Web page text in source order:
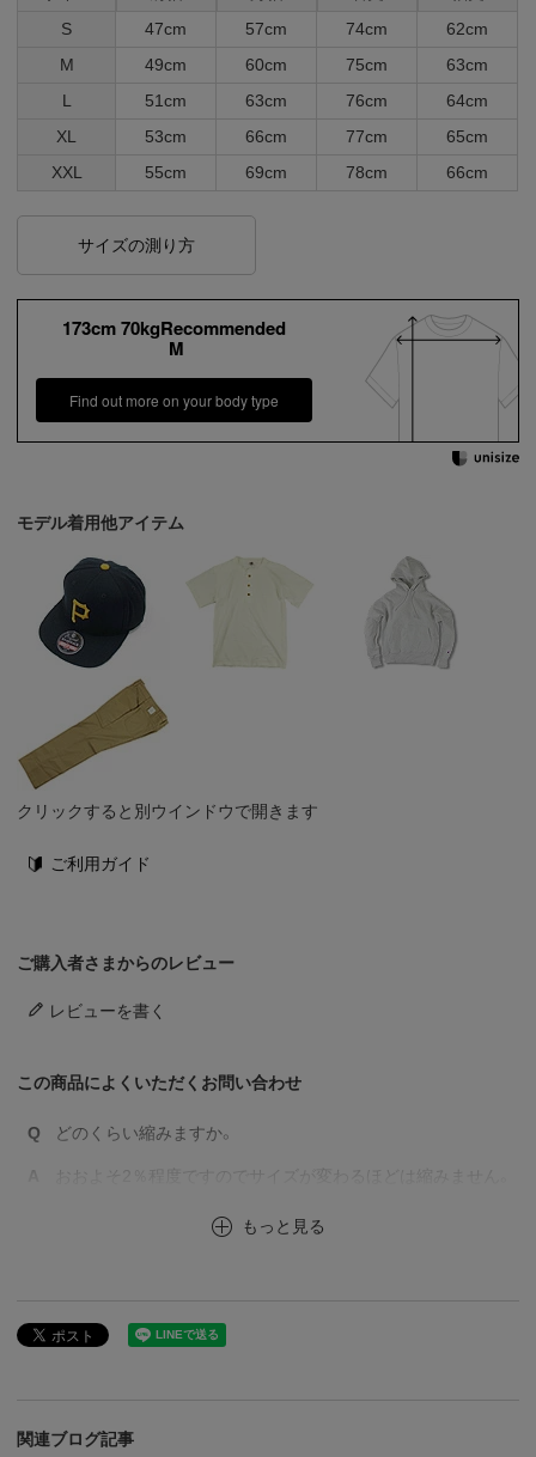
S
47cm 57cm 74cm
62cm
M
49cm 60cm 75cm
63cm
L
51cm 63cm 76cm
64cm
XL
53cm 66cm 77cm
65cm
XXL
55cm 69cm 78cm 66cm
サイズの測り方
173cm 70kgRecommended
M
Find out more on your body type
モデル着用他アイテム
クリックすると別ウインドウで開きます
ご利用ガイド
ご購入者さまからのレビュー
レビューを書く
この商品によくいただくお問い合わせ
Q どのくらい縮みますか。
A おおよそ2％程度ですのでサイズが変わるほどは縮みません。
もっと見る
関連ブログ記事